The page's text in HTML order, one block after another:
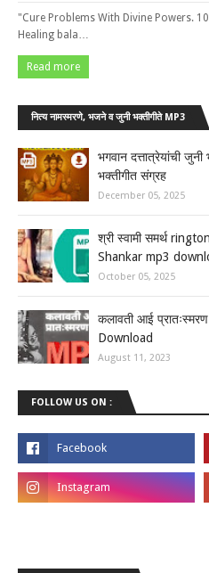
"Cure Problems With Divine Powers.
Healing bala…
Read more
नित्य नामस्मरणे, भजने व जुनी भक्तीगीते MP3
भगवान दत्तात्रेयांची
भक्तीगीत संग्रह
December 05, 2025
श्री स्वामी समर्थ
Shankar mp3
October 05, 2025
कलावती आई
Download
August 11, 2023
FOLLOW US ON :